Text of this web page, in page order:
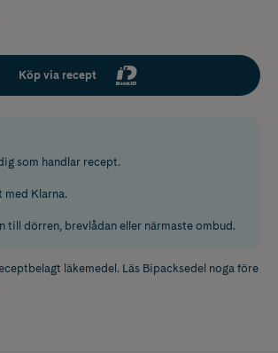
Köp via recept
som handlar recept.
med Klarna.
till dörren, brevlådan eller närmaste ombud.
läkemedel. Läs Bipacksedel noga före